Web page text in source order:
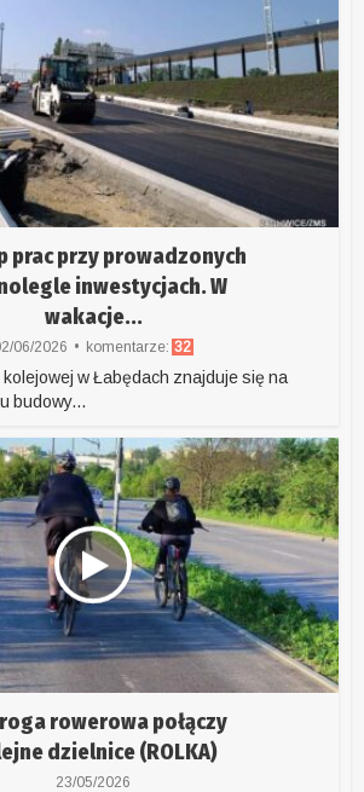
prac przy prowadzonych
inwestycjach. W
wakacje...
06/2026 komentarze: 32
w Łabędach znajduje się na
budowy...
rowerowa połączy
dzielnice (ROLKA)
23/05/2026